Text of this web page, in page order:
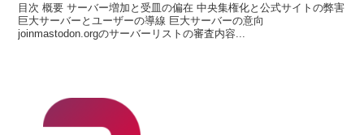
目次 概要 サーバー増加と受皿の偏在 中央集権化と公式サイトの弊害
巨大サーバーとユーザーの導線 巨大サーバーの意向
joinmastodon.orgのサーバーリストの審査内容...